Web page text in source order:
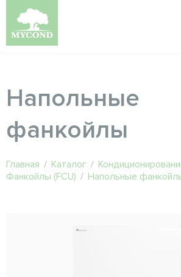
Напольные
фанкойлы
Главная / Каталог /
Фанкойлы (FCU) / Напольные